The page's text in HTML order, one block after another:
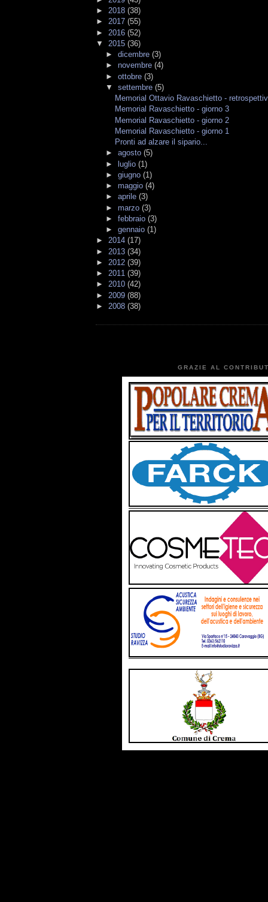
► 2018 (38)
► 2017 (55)
► 2016 (52)
▼ 2015 (36)
► dicembre (3)
► novembre (4)
► ottobre (3)
▼ settembre (5)
Memorial Ottavio Ravaschietto -
Memorial Ravaschietto - giorno 3
Memorial Ravaschietto - giorno 2
Memorial Ravaschietto - giorno 1
Pronti ad alzare il sipario...
► agosto (5)
► luglio (1)
► giugno (1)
► maggio (4)
► aprile (3)
► marzo (3)
► febbraio (3)
► gennaio (1)
► 2014 (17)
► 2013 (34)
► 2012 (39)
► 2011 (39)
► 2010 (42)
► 2009 (88)
► 2008 (38)
GRAZIE AL